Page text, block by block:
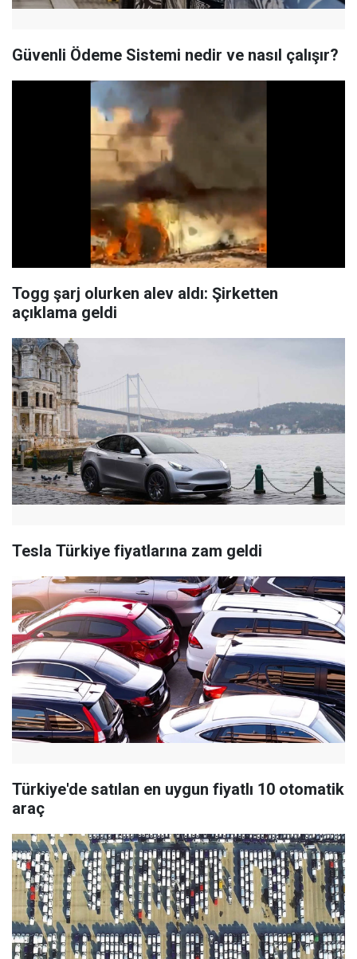
Güvenli Ödeme Sistemi nedir ve nasıl çalışır?
Togg şarj olurken alev aldı: Şirketten
açıklama geldi
Tesla Türkiye fiyatlarına zam geldi
Türkiye'de satılan en uygun fiyatlı 10 otomatik
araç